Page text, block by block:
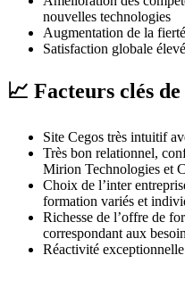
nouvelles technologies
Augmentation de la
Satisfaction globale
📈 Facteurs clés de
Site Cegos très intuitif
Très bon relationnel,
Mirion Technologies et
Choix de l’inter
formation variés et
Richesse de l’offre de
correspondant aux
Réactivité